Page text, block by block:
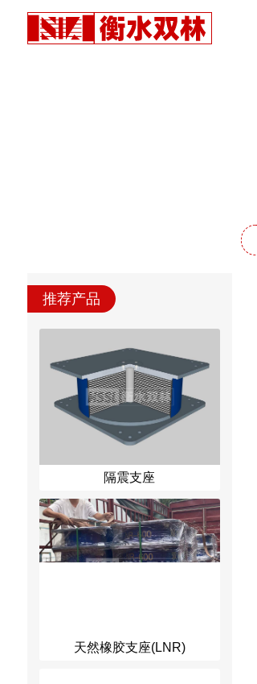
推荐产品
隔震支座
天然橡胶支座(LNR)